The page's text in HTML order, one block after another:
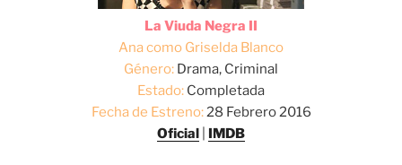
La Viuda Negra II
Ana como Griselda Blanco
Género: Drama, Criminal
Estado: Completada
Fecha de Estreno:28 Febrero 2016
Oficial
IMDB